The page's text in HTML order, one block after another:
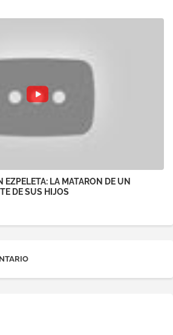
EZPELETA: LA MATARON DE UN
DE SUS HIJOS